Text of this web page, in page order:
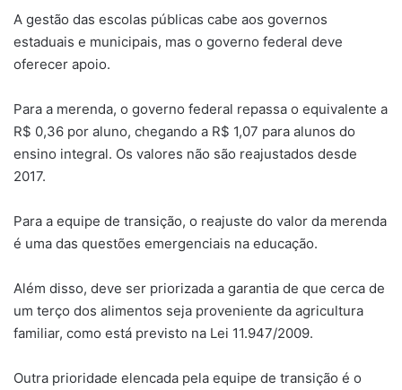
A gestão das escolas públicas cabe aos governos
estaduais e municipais, mas o governo federal deve
oferecer apoio.
Para a merenda, o governo federal repassa o equivalente a
R$ 0,36 por aluno, chegando a R$ 1,07 para alunos do
ensino integral. Os valores não são reajustados desde
2017.
Para a equipe de transição, o reajuste do valor da merenda
é uma das questões emergenciais na educação.
Além disso, deve ser priorizada a garantia de que cerca de
um terço dos alimentos seja proveniente da agricultura
familiar, como está previsto na Lei 11.947/2009.
Outra prioridade elencada pela equipe de transição é o